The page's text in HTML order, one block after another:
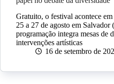
Gratuito, o festival acontece
25 a 27 de agosto em Salvador
programação integra mesas de
intervenções artísticas
16 de setembro de